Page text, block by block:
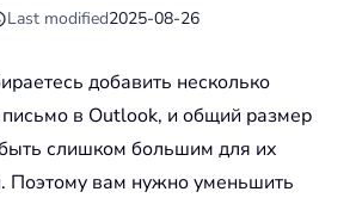
Last modified2025-08-26
добавить несколько
в Outlook, и общий размер
слишком большим для их
Поэтому вам нужно уменьшить